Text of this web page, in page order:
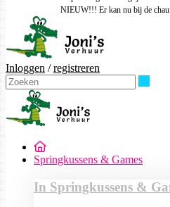
NIEUW!!! Er kan nu bij de
Inloggen /registreren
Springkussens & Games
In Springkussens &